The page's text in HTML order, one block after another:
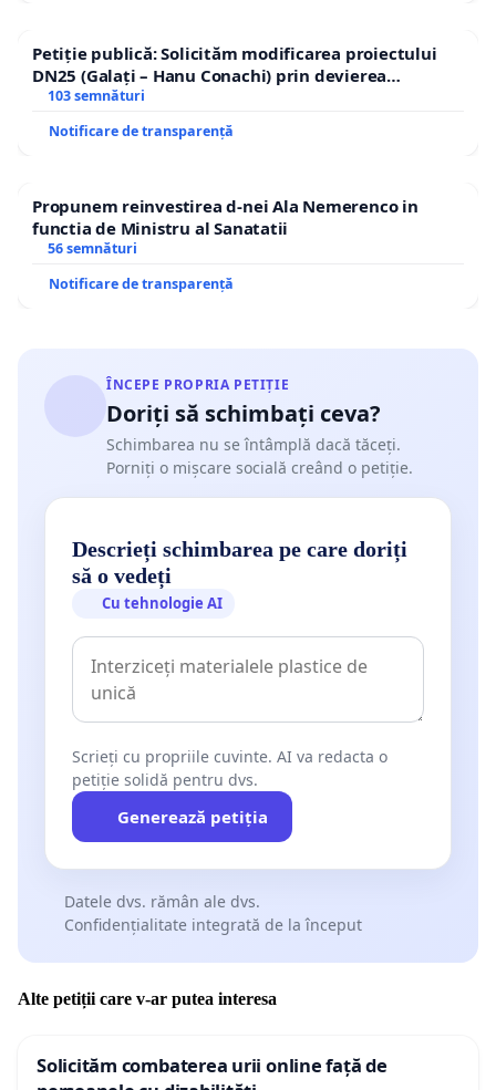
Petiție publică: Solicităm modificarea proiectului
DN25 (Galați – Hanu Conachi) prin devierea
traseului în afara localităților!
103 semnături
Notificare de transparență
Propunem reinvestirea d-nei Ala Nemerenco in
functia de Ministru al Sanatatii
56 semnături
Notificare de transparență
ÎNCEPE PROPRIA PETIȚIE
Doriți să schimbați ceva?
Schimbarea nu se întâmplă dacă tăceți.
Porniți o mișcare socială creând o petiție.
Descrieți schimbarea pe care doriți
să o vedeți
Cu tehnologie AI
Scrieți cu propriile cuvinte. AI va redacta o
petiție solidă pentru dvs.
Generează petiția
Datele dvs. rămân ale dvs.
Confidențialitate integrată de la început
Alte petiții care v-ar putea interesa
Solicităm combaterea urii online față de